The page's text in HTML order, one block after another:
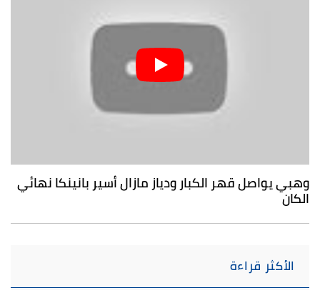
وهبي يواصل قهر الكبار ودياز مازال أسير بانينكا نهائي
الكان
الأكثر قراءة